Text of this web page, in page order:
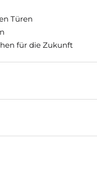
Türen
für die Zukunft